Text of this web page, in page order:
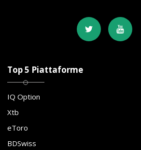
Top 5 Piattaforme
IQ Option
Xtb
eToro
BDSwiss